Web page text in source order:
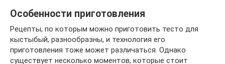
Особенности приготовления
Рецепты, по которым можно приготовить тесто для
кыстыбый, разнообразны, и технология его
приготовления тоже может различаться. Однако
существует несколько моментов, которые стоит